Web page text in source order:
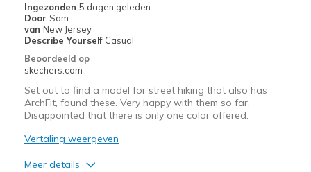
migratiegeschiedenis
van
de
Ingezonden 5 dagen geleden
Door Sam
van New Jersey
Describe Yourself Casual
Beoordeeld op
skechers.com
Set out to find a model for street hiking that also has
ArchFit, found these. Very happy with them so far.
Disappointed that there is only one color offered.
Vertaling weergeven
Meer details